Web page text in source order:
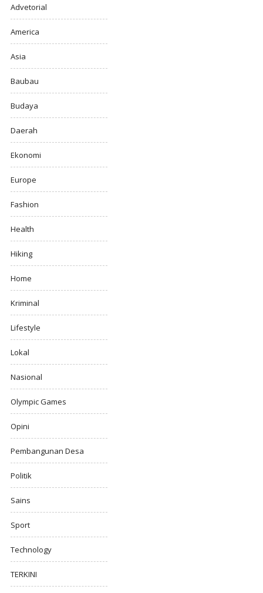
Advetorial
America
Asia
Baubau
Budaya
Daerah
Ekonomi
Europe
Fashion
Health
Hiking
Home
Kriminal
Lifestyle
Lokal
Nasional
Olympic Games
Opini
Pembangunan Desa
Politik
Sains
Sport
Technology
TERKINI